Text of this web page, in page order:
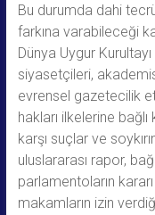
Bu durumda dahi
farkına varabileceği
Dünya Uygur
siyasetçileri,
evrensel gazetecilik
hakları ilkelerine
karşı suçlar ve
uluslararası rapor,
parlamentoların
makamların izin